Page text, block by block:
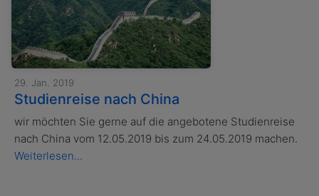
29. Jan. 2019
Studienreise nach China
wir möchten Sie gerne auf die angebotene Studienreise
nach China vom 12.05.2019 bis zum 24.05.2019 machen.
Weiterlesen...